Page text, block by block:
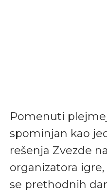
Pomenuti
spominjan kao
rešenja Zvezde
organizatora
se prethodnih